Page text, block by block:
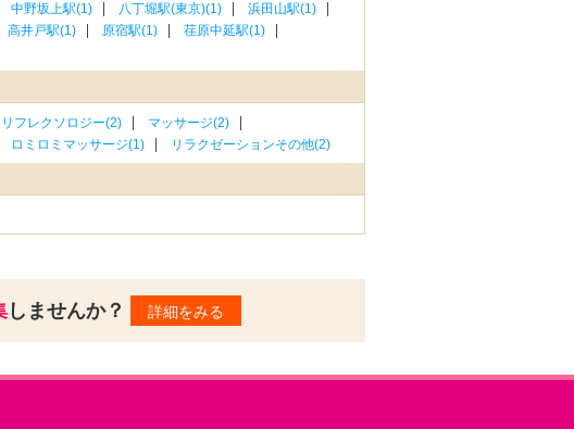
中野坂上駅(1) 八丁堀駅(東京)(1)
浜田山駅(1)
高井戸駅(1) 原宿駅(1)
荏原中延駅(1)
リフレクソロジー(2)
マッサージ(2)
ロミロミマッサージ(1) リラクゼーションその他(2)
しませんか？ 詳細をみる